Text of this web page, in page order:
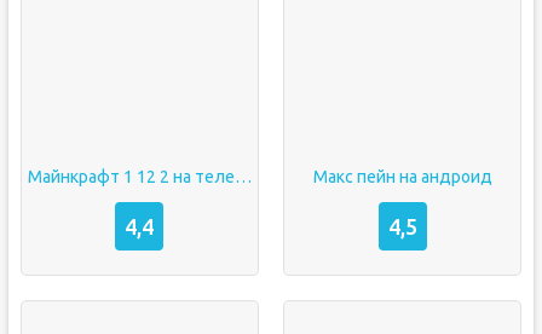
Майнкрафт 1 12 2 на телефон
4,4
Макс пейн на андроид
4,5